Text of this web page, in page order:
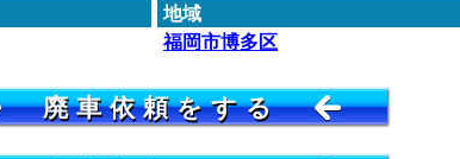
地域
福岡市博多区
廃車依頼をする